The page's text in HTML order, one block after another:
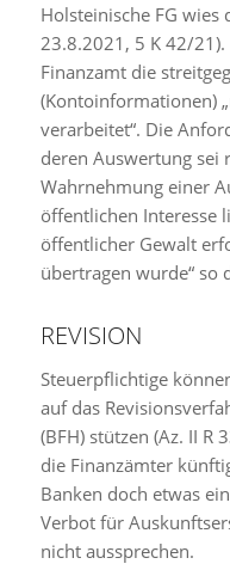
Holsteinische FG wies
23.8.2021, 5 K 42/21).
Finanzamt die
(Kontoinformationen)
verarbeitet“. Die
deren Auswertung sei
Wahrnehmung einer
öffentlichen Interesse
öffentlicher Gewalt
übertragen wurde“ so
REVISION
Steuerpflichtige
auf das
(BFH) stützen (Az. II R
die Finanzämter
Banken doch etwas
Verbot für
nicht aussprechen.